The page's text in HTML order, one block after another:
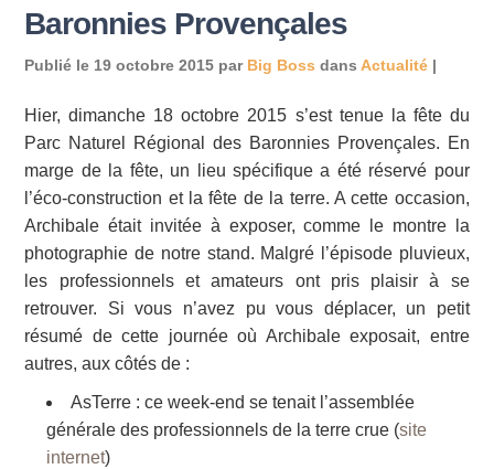
Baronnies Provençales
Publié le 19 octobre 2015 par Big Boss dans Actualité |
Hier, dimanche 18 octobre 2015 s’est tenue la fête du
Parc Naturel Régional des Baronnies Provençales. En
marge de la fête, un lieu spécifique a été réservé pour
l’éco-construction et la fête de la terre. A cette occasion,
Archibale était invitée à exposer, comme le montre la
photographie de notre stand. Malgré l’épisode pluvieux,
les professionnels et amateurs ont pris plaisir à se
retrouver. Si vous n’avez pu vous déplacer, un petit
résumé de cette journée où Archibale exposait, entre
autres, aux côtés de :
AsTerre : ce week-end se tenait l’assemblée
générale des professionnels de la terre crue (site
internet)